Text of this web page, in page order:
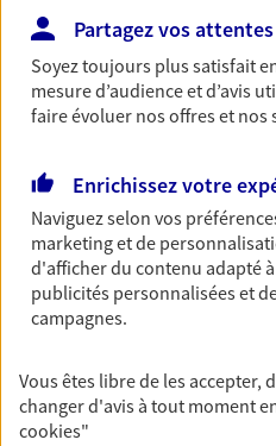
accident du quotidien.
Accident, protégez votre
revenus.
Découvrir l'offre Garantie
OBTENIR UN
Multirisque
Gagnez en simplicité et
assurance multirisque
équipements et stocks…
responsabilité civile.
Partagez vos attentes
Soyez toujours plus satisfait
mesure d’audience et d’avis
faire évoluer nos offres et nos
Enrichissez votre
Naviguez selon vos
marketing et de
d'afficher du contenu adapté
publicités personnalisées et
campagnes.
Vous êtes libre de les accepter,
changer d'avis à tout moment
cookies"